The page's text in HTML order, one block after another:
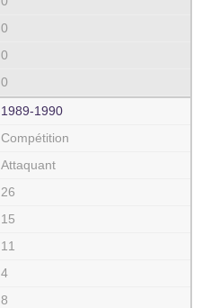
0
0
0
1989‑1990
Compétition
Attaquant
26
15
11
4
8